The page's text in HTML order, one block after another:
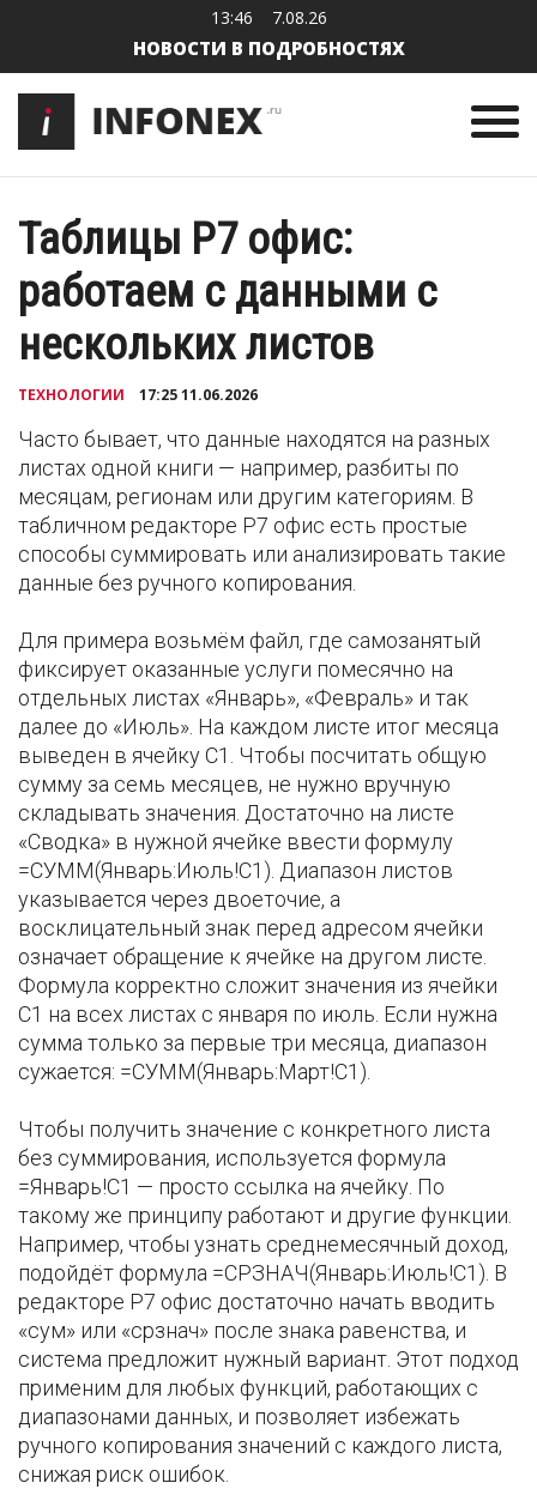
13:46 7.08.26
НОВОСТИ В ПОДРОБНОСТЯХ
Таблицы Р7 офис:
работаем с данными с
нескольких листов
ТЕХНОЛОГИИ 17:25 11.06.2026
Часто бывает, что данные находятся на разных
листах одной книги — например, разбиты по
месяцам, регионам или другим категориям. В
табличном редакторе Р7 офис есть простые
способы суммировать или анализировать такие
данные без ручного копирования.
Для примера возьмём файл, где самозанятый
фиксирует оказанные услуги помесячно на
отдельных листах «Январь», «Февраль» и так
далее до «Июль». На каждом листе итог месяца
выведен в ячейку C1. Чтобы посчитать общую
сумму за семь месяцев, не нужно вручную
складывать значения. Достаточно на листе
«Сводка» в нужной ячейке ввести формулу
=СУММ(Январь:Июль!C1). Диапазон листов
указывается через двоеточие, а
восклицательный знак перед адресом ячейки
означает обращение к ячейке на другом листе.
Формула корректно сложит значения из ячейки
C1 на всех листах с января по июль. Если нужна
сумма только за первые три месяца, диапазон
сужается: =СУММ(Январь:Март!C1).
Чтобы получить значение с конкретного листа
без суммирования, используется формула
=Январь!C1 — просто ссылка на ячейку. По
такому же принципу работают и другие функции.
Например, чтобы узнать среднемесячный доход,
подойдёт формула =СРЗНАЧ(Январь:Июль!C1). В
редакторе Р7 офис достаточно начать вводить
«сум» или «срзнач» после знака равенства, и
система предложит нужный вариант. Этот подход
применим для любых функций, работающих с
диапазонами данных, и позволяет избежать
ручного копирования значений с каждого листа,
снижая риск ошибок.